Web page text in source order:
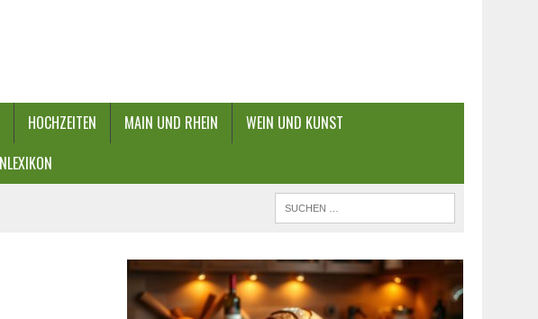
HOCHZEITEN MAIN UND RHEIN
WEIN UND KUNST